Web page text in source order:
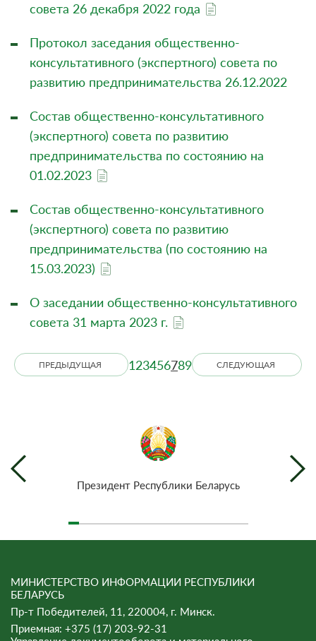
совета 26 декабря 2022 года
Протокол заседания общественно-
консультативного (экспертного) совета по
развитию предпринимательства 26.12.2022
Состав общественно-консультативного
(экспертного) совета по развитию
предпринимательства по состоянию на
01.02.2023
Состав общественно-консультативного
(экспертного) совета по развитию
предпринимательства (по состоянию на
15.03.2023)
О заседании общественно-консультативного
совета 31 марта 2023 г.
ПРЕДЫДУЩАЯ 123456789 СЛЕДУЮЩАЯ
Президент Республики Беларусь
МИНИСТЕРСТВО ИНФОРМАЦИИ РЕСПУБЛИКИ
БЕЛАРУСЬ
Пр-т Победителей, 11, 220004, г. Минск.
Приемная: +375 (17) 203-92-31